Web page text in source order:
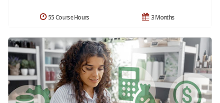
3 Months
55 Course Hours